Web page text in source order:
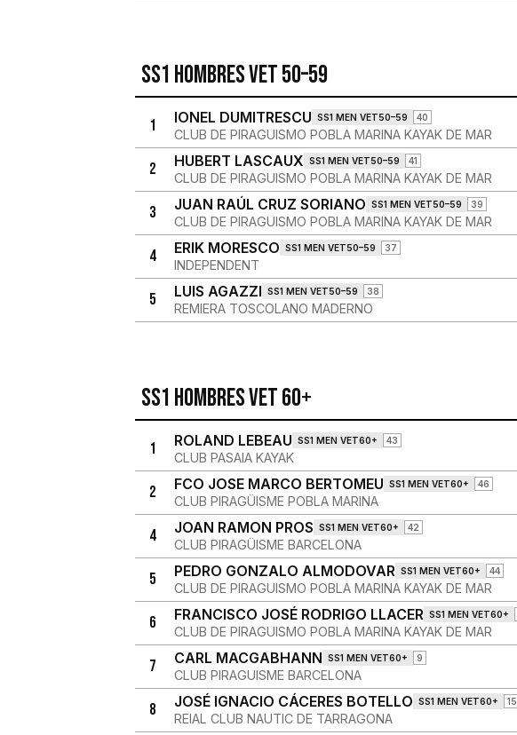
SS1 Hombres Vet 50–59
1 IONEL DUMITRESCU SS1 MEN VET50–59 40
CLUB DE PIRAGUISMO POBLA MARINA KAYAK DE MAR
2 HUBERT LASCAUX SS1 MEN VET50–59 41
CLUB DE PIRAGUISMO POBLA MARINA KAYAK DE MAR
3 JUAN RAÚL CRUZ SORIANO SS1 MEN VET50–59 39
CLUB DE PIRAGUISMO POBLA MARINA KAYAK DE MAR
4 ERIK MORESCO SS1 MEN VET50–59 37
INDEPENDENT
5 LUIS AGAZZI SS1 MEN VET50–59 38
REMIERA TOSCOLANO MADERNO
SS1 Hombres Vet 60+
1 ROLAND LEBEAU SS1 MEN VET60+ 43
CLUB PASAIA KAYAK
2 FCO JOSE MARCO BERTOMEU SS1 MEN VET60+ 46
CLUB PIRAGÜISME POBLA MARINA
4 JOAN RAMON PROS SS1 MEN VET60+ 42
CLUB PIRAGÜISME BARCELONA
5 PEDRO GONZALO ALMODOVAR SS1 MEN VET60+ 44
CLUB DE PIRAGUISMO POBLA MARINA KAYAK DE MAR
6 FRANCISCO JOSÉ RODRIGO LLACER SS1 MEN VET60+
CLUB DE PIRAGUISMO POBLA MARINA KAYAK DE MAR
7 CARL MACGABHANN SS1 MEN VET60+ 9
CLUB PIRAGUISME BARCELONA
8 JOSÉ IGNACIO CÁCERES BOTELLO SS1 MEN VET60+ 15
REIAL CLUB NAUTIC DE TARRAGONA